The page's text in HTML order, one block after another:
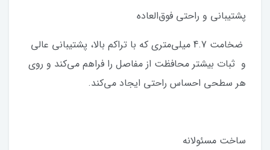
پشتیبانی و راحتی فوق‌العاده
ضخامت 4.7 میلی‌متری که با تراکم بالا، پشتیبانی عالی
و ثبات بیشتر محافظت از مفاصل را فراهم می‌کند و روی
هر سطحی احساس راحتی ایجاد می‌کند.
ساخت مسئولانه